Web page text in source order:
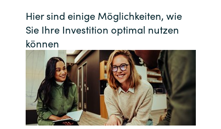
Estonia
France
Germany
Hungary
Channel Partner
Hier sind einige Möglichkeiten, wie
Sie Ihre Investition optimal nutzen
können